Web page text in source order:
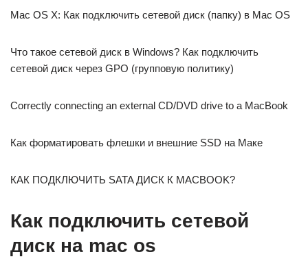
Mac OS X: Как подключить сетевой диск (папку) в Mac OS
Что такое сетевой диск в Windows? Как подключить
сетевой диск через GPO (групповую политику)
Correctly connecting an external CD/DVD drive to a MacBook
Как форматировать флешки и внешние SSD на Маке
КАК ПОДКЛЮЧИТЬ SATA ДИСК К MACBOOK?
Как подключить сетевой
диск на mac os